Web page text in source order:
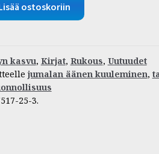
ostoskoriin
kasvu, Kirjat, Rukous, Uutuudet
jumalan äänen kuuleminen,
25-3.